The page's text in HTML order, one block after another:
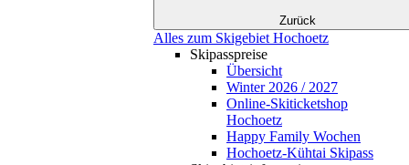
Zurück
Alles zum Skigebiet Hochoetz
Skipasspreise
Übersicht
Winter 2026 / 2027
Online-Skiticketshop
Hochoetz
Happy Family Wochen
Hochoetz-Kühtai Skipass